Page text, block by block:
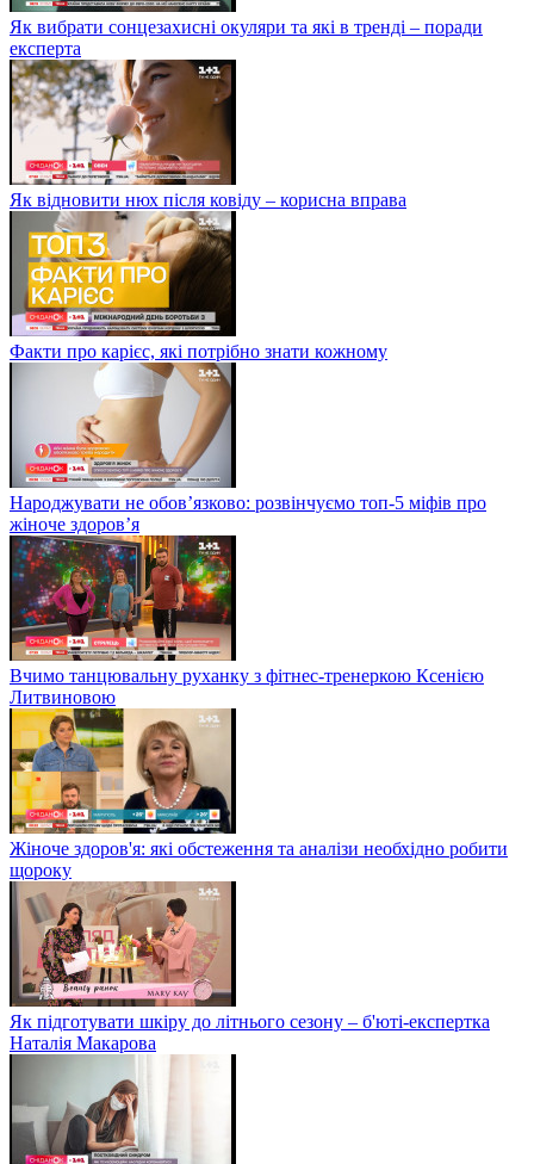
Як вибрати сонцезахисні окуляри та які в тренді – поради
експерта
Як відновити нюх після ковіду – корисна вправа
Факти про карієс, які потрібно знати кожному
Народжувати не обов’язково: розвінчуємо топ-5 міфів про
жіноче здоров’я
Вчимо танцювальну руханку з фітнес-тренеркою Ксенією
Литвиновою
Жіноче здоров'я: які обстеження та аналізи необхідно робити
щороку
Як підготувати шкіру до літнього сезону – б'юті-експертка
Наталія Макарова